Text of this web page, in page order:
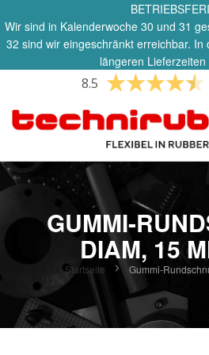
Wir sind in Kalenderwoche 30 und 31
32 sind wir eingeschränkt erreichbar.
längeren
8.5
GUMMI-
DIAM, 15
Startseite Gummi-